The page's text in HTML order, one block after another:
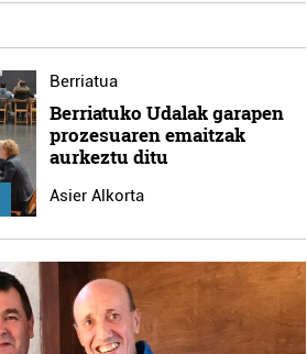
Berriatua
Berriatuko Udalak garapen
prozesuaren emaitzak
aurkeztu ditu
Asier Alkorta